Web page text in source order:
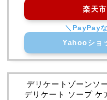
楽天
Yahooショ
デリケートゾーンソ
デリケート ソープ ケ